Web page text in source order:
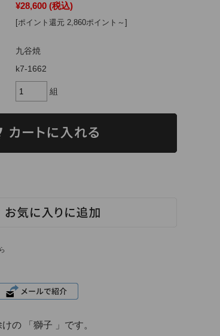
¥28,600 (税込)
[ポイント還元 2,860ポイント～]
九谷焼
k7-1662
組
の 「 獅子 」です。